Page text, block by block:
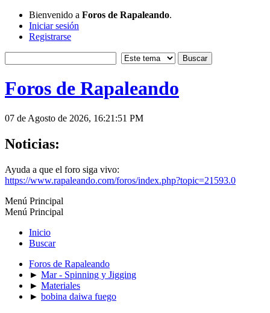
Bienvenido a Foros de Rapaleando.
Iniciar sesión
Registrarse
Foros de Rapaleando
07 de Agosto de 2026, 16:21:51 PM
Noticias:
Ayuda a que el foro siga vivo:
https://www.rapaleando.com/foros/index.php?topic=21593.0
Menú Principal
Menú Principal
Inicio
Buscar
Foros de Rapaleando
► Mar - Spinning y Jigging
► Materiales
► bobina daiwa fuego